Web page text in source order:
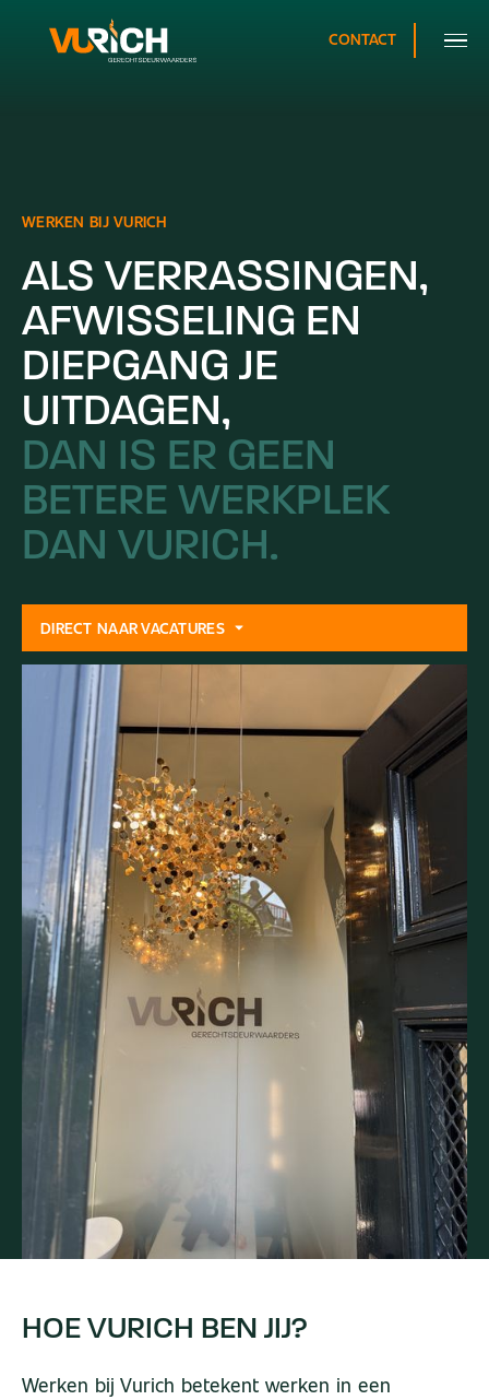
CONTACT
WERKEN BIJ VURICH
ALS VERRASSINGEN,
AFWISSELING EN
DIEP­­GANG JE
UITDAGEN,
DAN IS ER GEEN
BETERE WERKPLEK
DAN VURICH.
DIRECT NAAR VACATURES
HOEVURICH BEN JIJ?
Werken bij Vurich betekent werken in een